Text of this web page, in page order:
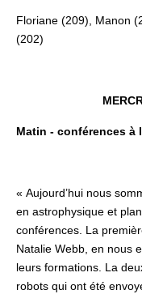
Floriane (209), Manon
(202)
Matin - conférences à
« Aujourd’hui nous
en astrophysique et
conférences. La
Natalie Webb, en nous
leurs formations. La
robots qui ont été